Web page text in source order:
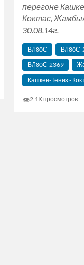
перегоне
Коктас,
30.08.14г.
ВЛ80С
ВЛ80С-
ВЛ80С-2369
Кашкен-Тениз -
👁2.1K просмотров